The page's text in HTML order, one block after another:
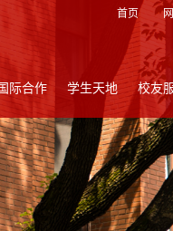
首页
际合作 学生天地 校友